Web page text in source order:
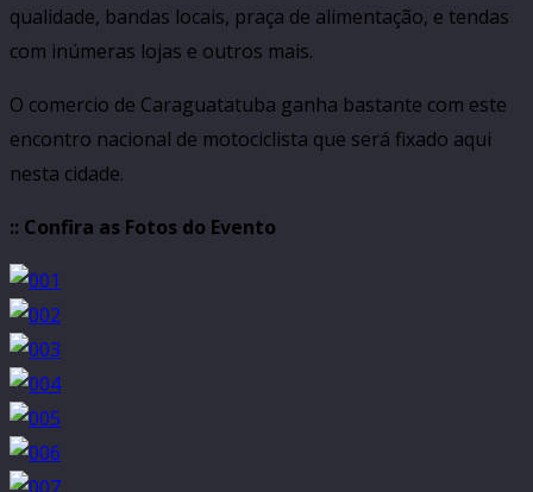
qualidade, bandas locais, praça de alimentação, e tendas
com inúmeras lojas e outros mais.
O comercio de Caraguatatuba ganha bastante com este
encontro nacional de motociclista que será fixado aqui
nesta cidade.
:: Confira as Fotos do Evento